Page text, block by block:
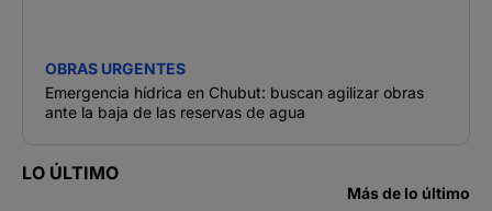
OBRAS URGENTES
Emergencia hídrica en Chubut: buscan agilizar obras
ante la baja de las reservas de agua
LO ÚLTIMO
Más de lo último